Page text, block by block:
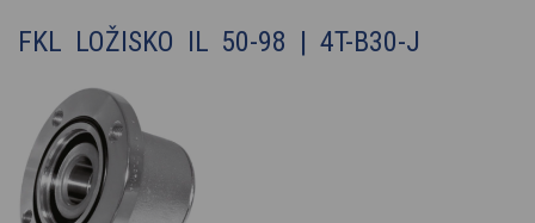
FKL LOŽISKO IL 50-98 | 4T-B30-J